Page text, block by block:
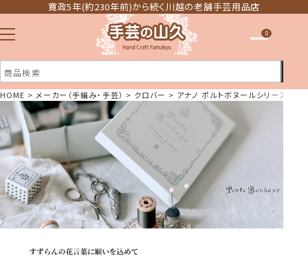
寛政5年(約230年前)から続く川越の老舗手芸用品店
注文履歴
ほしい物リスト
0
HOME メーカー（手編み・手芸） クロバー アナノ ポルトボヌールシリーズ